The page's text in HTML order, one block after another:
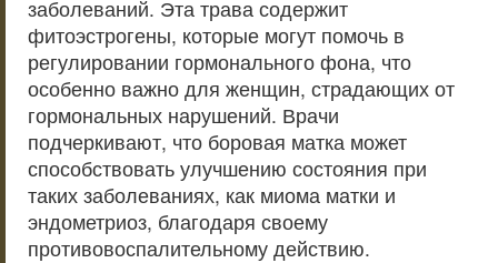
заболеваний. Эта трава содержит
фитоэстрогены, которые могут помочь в
регулировании гормонального фона, что
особенно важно для женщин, страдающих от
гормональных нарушений. Врачи
подчеркивают, что боровая матка может
способствовать улучшению состояния при
таких заболеваниях, как миома матки и
эндометриоз, благодаря своему
противовоспалительному действию.